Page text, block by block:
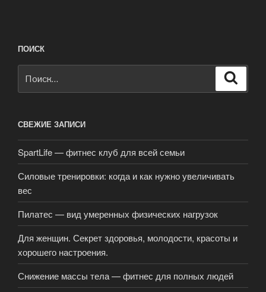
ПОИСК
СВЕЖИЕ ЗАПИСИ
SpartLife — фитнес клуб для всей семьи
Силовые тренировки: когда и как нужно увеличивать
вес
Пилатес — вид умеренных физических нагрузок
Для женщин. Секрет здоровья, молодости, красоты и
хорошего настроения.
Снижение массы тела — фитнес для полных людей